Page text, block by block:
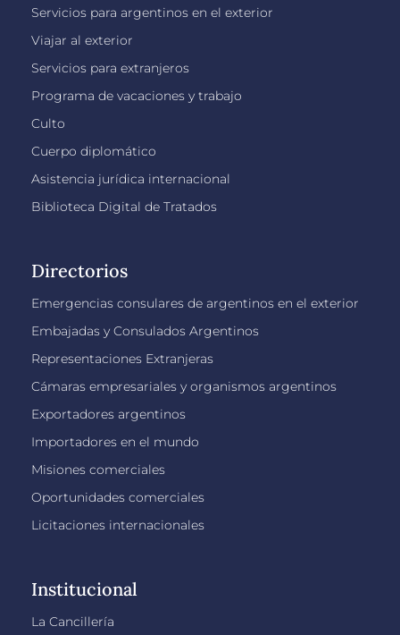
Servicios para argentinos en el exterior
Viajar al exterior
Servicios para extranjeros
Programa de vacaciones y trabajo
Culto
Cuerpo diplomático
Asistencia jurídica internacional
Biblioteca Digital de Tratados
Directorios
Emergencias consulares de argentinos en el exterior
Embajadas y Consulados Argentinos
Representaciones Extranjeras
Cámaras empresariales y organismos argentinos
Exportadores argentinos
Importadores en el mundo
Misiones comerciales
Oportunidades comerciales
Licitaciones internacionales
Institucional
La Cancillería